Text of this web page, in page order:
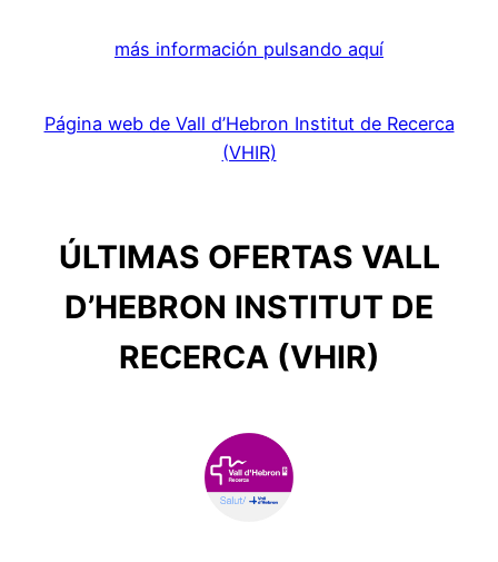
más información pulsando aquí
Página web de Vall d’Hebron Institut de Recerca
(VHIR)
ÚLTIMAS OFERTAS VALL
D’HEBRON INSTITUT DE
RECERCA (VHIR)